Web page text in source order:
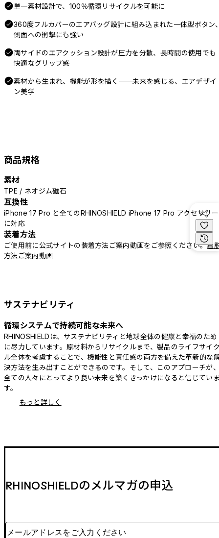
単一素材設計で、100％循環リサイクルを可能に
360度フルカバーのエアバッグ設計に組み込まれた一体型ボタン
側面への衝撃にも強い
両サイドのエアクッション設計が圧力を分散、長時間の使用でも
快適なグリップ感
素材から生まれ、機能が形を描く──未来を感じる、エアデザイ
ン美学
商品規格
素材
TPE / ネオジム磁石
互換性
iPhone 17 Pro と全てのRHINOSHIELD iPhone 17 Pro アクセサリー
に対応
装着方法
ご使用前に公式サイトの装着方法ご案内動画をご参照ください。着
方法ご案内動画
サステナビリティ
循環システムで持続可能な未来へ
RHINOSHIELDは、サステナビリティと地球全体の健康と幸福のため
に尽力しています。原材料からリサイクルまで、製品のライフサイ
ル全体を考慮することで、機能性と責任感の両方を備えた革新的な
決方法を生み出すことができるのです。そして、このアプローチが
全ての人々にとってより良い未来を築くきっかけになると信じてい
す。
もっと詳しく
RHINOSHIELDのメルマガの申込
メールアドレスをご入力ください